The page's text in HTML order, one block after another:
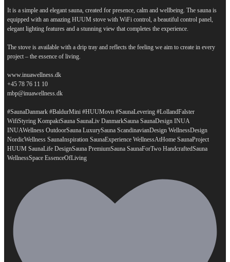
It is a simple and elegant sauna, created for presence, calm and wellbeing. The sauna is
equipped with an amazing HUUM stove with WiFi control, a beautiful control panel,
elegant lighting features and a stunning view that completes the experience.
The stove is available with a drip tray and reflects the feeling we aim to create in every
project – the essence of living.
www.inuawellness.dk
+45 78 76 11 10
mbp@inuawellness.dk
#SaunaDanmark #BaldurMini #HUUMovn #SaunaLevering #LollandFalster
WifiStyring KompaktSauna SaunaLiv DanmarkSauna SaunaDesign INUA
INUAWellness OutdoorSauna LuxurySauna ScandinavianDesign WellnessDesign
NordicWellness SaunaInspiration SaunaExperience WellnessAtHome SaunaProject
HUUM SaunaLife DesignSauna PremiumSauna SaunaForTwo HandcraftedSauna
WellnessSpace EssenceOfLiving